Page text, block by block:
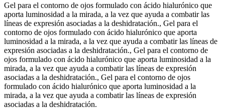
Gel para el contorno de ojos formulado con ácido hialurónico que
aporta luminosidad a la mirada, a la vez que ayuda a combatir las
líneas de expresión asociadas a la deshidratación., Gel para el
contorno de ojos formulado con ácido hialurónico que aporta
luminosidad a la mirada, a la vez que ayuda a combatir las líneas de
expresión asociadas a la deshidratación., Gel para el contorno de
ojos formulado con ácido hialurónico que aporta luminosidad a la
mirada, a la vez que ayuda a combatir las líneas de expresión
asociadas a la deshidratación., Gel para el contorno de ojos
formulado con ácido hialurónico que aporta luminosidad a la
mirada, a la vez que ayuda a combatir las líneas de expresión
asociadas a la deshidratación.